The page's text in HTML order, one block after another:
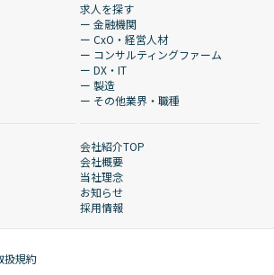
求人を探す
ー 金融機関
ー CxO・経営人材
ー コンサルティングファーム
ー DX・IT
ー 製造
ー その他業界・職種
会社紹介TOP
会社概要
当社理念
お知らせ
採用情報
扱規約